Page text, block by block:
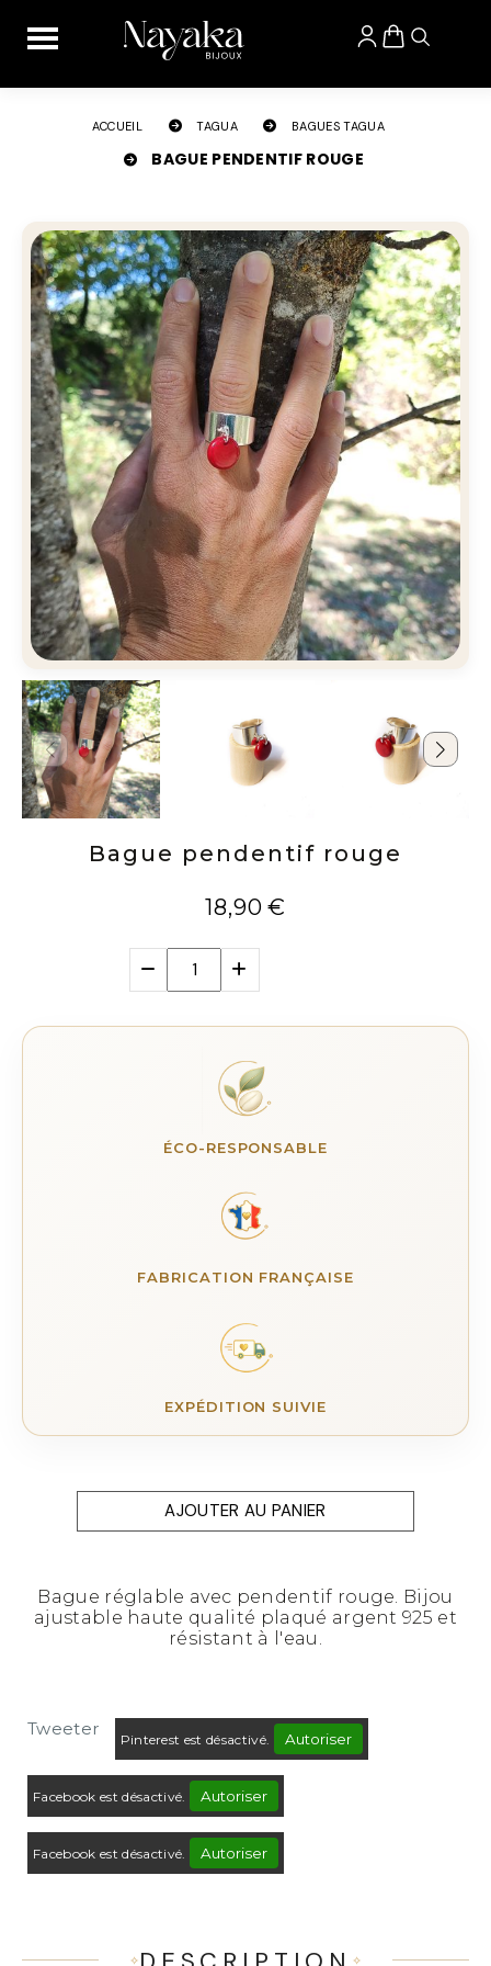
ACCUEIL TAGUA BAGUES TAGUA
BAGUE PENDENTIF ROUGE
Bague pendentif rouge
18,90 €
ÉCO-RESPONSABLE
FABRICATION FRANÇAISE
EXPÉDITION SUIVIE
AJOUTER AU PANIER
Bague réglable avec pendentif rouge. Bijou
ajustable haute qualité plaqué argent 925 et
résistant à l'eau.
Tweeter
Pinterest est désactivé. Autoriser
Facebook est désactivé. Autoriser
Facebook est désactivé. Autoriser